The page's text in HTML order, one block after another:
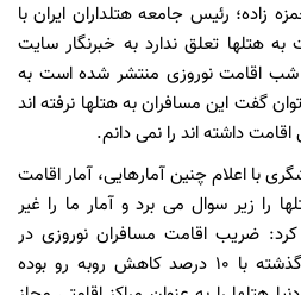
زاده؛ رئیس جامعه هتلداران ایران با
به هتلها تعلق ندارد به خبرنگار سایت
اقامت نوروزی منتشر شده است به
گفت این مسافران به هتلها نرفته اند
داشته اند را نمی دانم.
با اعلام چنین آمارهایی، آمار اقامت
را زیر سوال می برد و آمار ما را غیر
ضریب اقامت مسافران نوروزی در
هتلهای کشور نسبت به سال گذشته با 10 درصد کاهش روبه رو بوده